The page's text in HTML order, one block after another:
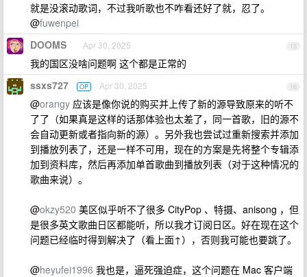
就是没滚动歌词，不过我听歌也不咋看还好了就，忍了。
@fuwenpei
15
DOOMS Apr 30, 2025
我的国区没啥问题啊 这个都是正常的
16
ssxs727 OP Apr 30, 2025
@orangy 应该是像你说的购买并上传了新的源导致原来的听不
了了（如果真是这样的话那体验也太差了，同一首歌，旧的源不
会自动更新或者指向新的源）。另外我也尝试过重新搜索并添加
到播放列表了，还是一样不可用，现在的方案是先将整个专辑添
加到资料库，然后再添加单首歌曲到播放列表（对于这种情况的
歌曲来说）。
@okzy520 美区似乎听不了很多 CityPop 、特摄、anisong ，但
是很多英文歌曲日区都能听，所以我才订阅日区。好在现在这个
问题已经临时得到解决了（看上面↑），否则我可能也要跳了。
@heyufei1996 我也是，逼死强迫症，这个问题在 Mac 客户端